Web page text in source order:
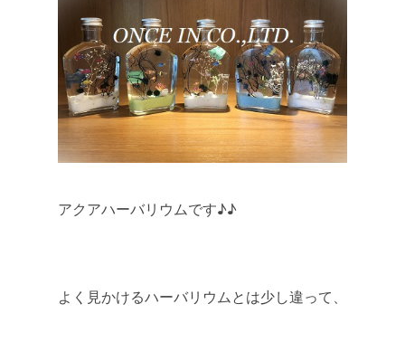
アクアハーバリウムです♪♪
よく見かけるハーバリウムとは少し違って、